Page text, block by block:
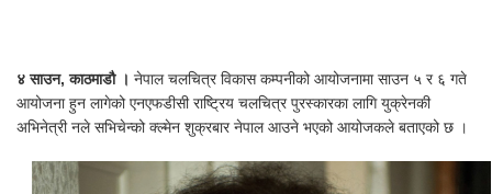
४ साउन, काठमाडौ । नेपाल चलचित्र विकास कम्पनीको आयोजनामा साउन ५ र ६ गते
आयोजना हुन लागेको एनएफडीसी राष्ट्रिय चलचित्र पुरस्कारका लागि युक्रेनकी
अभिनेत्री नले सभिचेन्को क्ल्मेन शुक्रबार नेपाल आउने भएको आयोजकले बताएको छ ।